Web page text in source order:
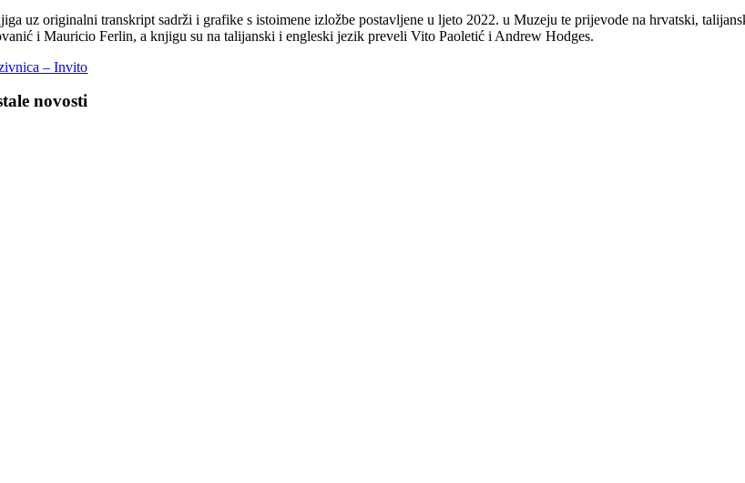
uz originalni transkript sadrži i grafike s istoimene izložbe postavljene u ljeto 2022. u Muzeju te prijevode na hrvatski,
i Mauricio Ferlin, a knjigu su na talijanski i engleski jezik preveli Vito Paoletić i Andrew Hodges.
– Invito
novosti